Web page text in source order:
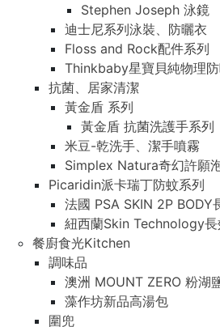
Stephen Joseph 泳鏡
迪士尼系列泳裝、防曬衣
Floss and Rock配件系列
Thinkbaby星寶貝純物理
抗菌、居家清潔
黃金盾 系列
黃金盾 抗菌洗護手系列
米豆-乾洗手、潔手噴霧
Simplex Natura奇幻許願
Picaridin派卡瑞丁防蚊系列
法國 PSA SKIN 2P BODY
紐西蘭Skin Technology長
餐廚食光Kitchen
調味品
澳洲 MOUNT ZERO 粉湖
藻作坊新品高湯包
圍兜